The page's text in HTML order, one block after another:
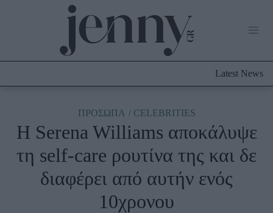
Culture
Fashion
Shopping
Styling Tips
Latest News
ΠΡΟΣΩΠΑ CELEBRITIES
H Serena Williams αποκάλυψε
τη self-care ρουτίνα της και δε
διαφέρει από αυτήν ενός
10χρονου